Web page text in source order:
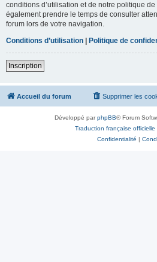
conditions d’utilisation et de notre politique
également prendre le temps de consulter
forum lors de votre navigation.
Conditions d’utilisation | Politique de
Inscription
Accueil du forum Supprimer les
Développé parphpBB® Forum
Traduction française officielle
Confidentialité |